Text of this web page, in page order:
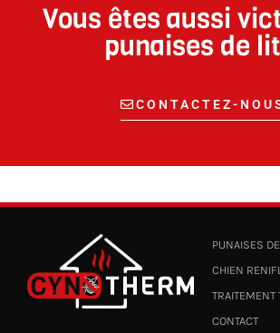
Vous êtes aussi
punaises de
CONTACTEZ-
PUNAISES
CHIEN
TRAITEMENT
CONTACT